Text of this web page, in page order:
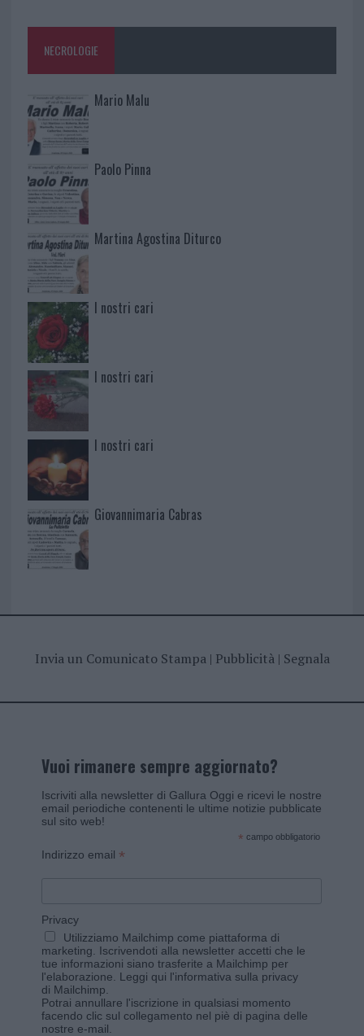
NECROLOGIE
Mario Malu
Paolo Pinna
Martina Agostina Diturco
I nostri cari
I nostri cari
I nostri cari
Giovannimaria Cabras
Invia un Comunicato Stampa| Pubblicità| Segnala
Vuoi rimanere sempre aggiornato?
Iscriviti alla newsletter di Gallura Oggi e ricevi le nostre
email periodiche contenenti le ultime notizie pubblicate
sul sito web!
* campo obbligatorio
Indirizzo email *
Privacy
Utilizziamo Mailchimp come piattaforma di
marketing. Iscrivendoti alla newsletter accetti che le
tue informazioni siano trasferite a Mailchimp per
l'elaborazione. Leggi qui l'informativa sulla privacy
di Mailchimp
Potrai annullare l'iscrizione in qualsiasi momento
facendo clic sul collegamento nel piè di pagina delle
nostre e-mail.